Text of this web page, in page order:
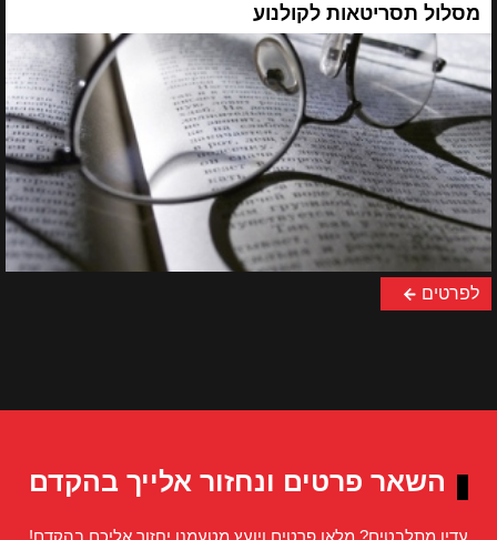
מסלול תסריטאות לקולנוע
לפרטים
השאר פרטים ונחזור אלייך בהקדם
עדין מתלבטים? מלאו פרטים ויועץ מטעמנו יחזור אליכם בהקדם!